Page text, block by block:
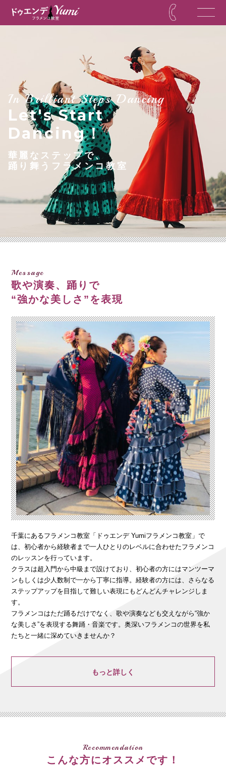
In Brilliant Steps Dancing
Let's Start
Dancing！
華麗なステップで、
踊り舞うフラメンコ教室
Message
歌や演奏、踊りで
“強かな美しさ”を表現
千葉にあるフラメンコ教室「ドゥエンデ Yumiフラメンコ教室」で
は、初心者から経験者まで一人ひとりのレベルに合わせたフラメンコ
のレッスンを行っています。
クラスは超入門から中級まで設けており、初心者の方にはマンツーマ
ンもしくは少人数制で一から丁寧に指導。経験者の方には、さらなる
ステップアップを目指して難しい表現にもどんどんチャレンジしま
す。
フラメンコはただ踊るだけでなく、歌や演奏なども交えながら“強か
な美しさ”を表現する舞踊・音楽です。奥深いフラメンコの世界を私
たちと一緒に深めていきませんか？
もっと詳しく
Recommendation
こんな方にオススメです！